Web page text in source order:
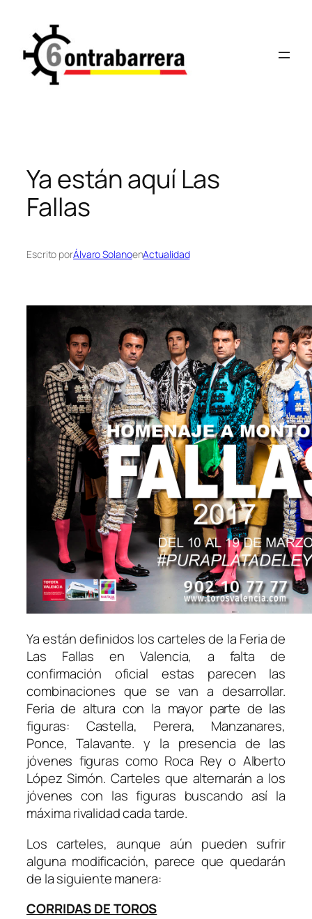
contenido
Ya están aquí Las
Fallas
Escrito porÁlvaro SolanoenActualidad
Ya están definidos los carteles de la Feria de
Las Fallas en Valencia, a falta de
confirmación oficial estas parecen las
combinaciones que se van a desarrollar.
Feria de altura con la mayor parte de las
figuras: Castella, Perera, Manzanares,
Ponce, Talavante. y la presencia de las
jóvenes figuras como Roca Rey o Alberto
López Simón. Carteles que alternarán a los
jóvenes con las figuras buscando así la
máxima rivalidad cada tarde.
Los carteles, aunque aún pueden sufrir
alguna modificación, parece que quedarán
de la siguiente manera:
CORRIDAS DE TOROS